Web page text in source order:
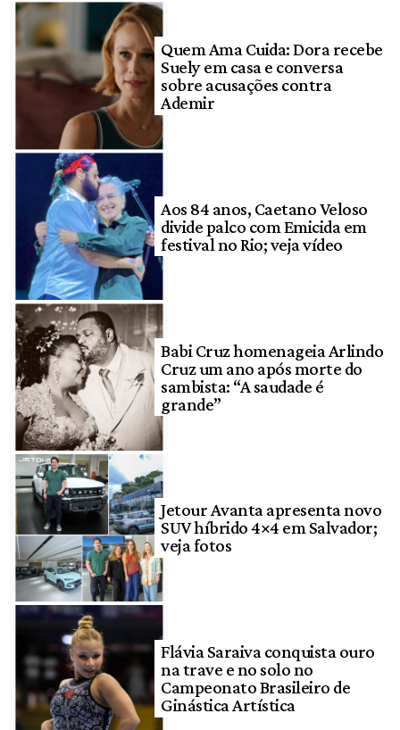
Quem Ama Cuida: Dora recebe
Suely em casa e conversa
sobre acusações contra
Ademir
Aos 84 anos, Caetano Veloso
divide palco com Emicida em
festival no Rio; veja vídeo
Babi Cruz homenageia Arlindo
Cruz um ano após morte do
sambista: “A saudade é
grande”
Jetour Avanta apresenta novo
SUV híbrido 4×4 em Salvador;
veja fotos
Flávia Saraiva conquista ouro
na trave e no solo no
Campeonato Brasileiro de
Ginástica Artística